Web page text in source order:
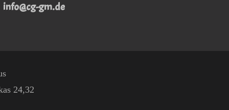
info@cg-gm.de
24,32